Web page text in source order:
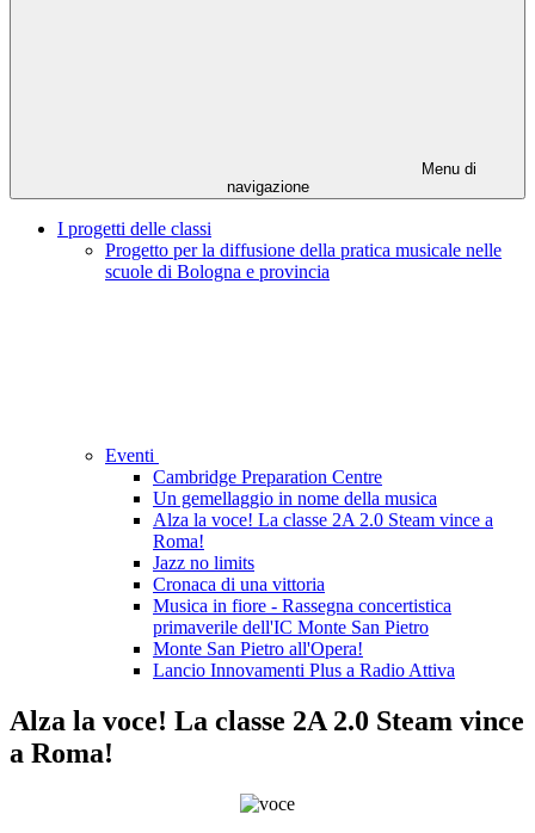
Menu di
navigazione
I progetti delle classi
Progetto per la diffusione della pratica musicale nelle
scuole di Bologna e provincia
Eventi
Cambridge Preparation Centre
Un gemellaggio in nome della musica
Alza la voce! La classe 2A 2.0 Steam vince a
Roma!
Jazz no limits
Cronaca di una vittoria
Musica in fiore - Rassegna concertistica
primaverile dell'IC Monte San Pietro
Monte San Pietro all'Opera!
Lancio Innovamenti Plus a Radio Attiva
Alza la voce! La classe 2A 2.0 Steam vince
a Roma!